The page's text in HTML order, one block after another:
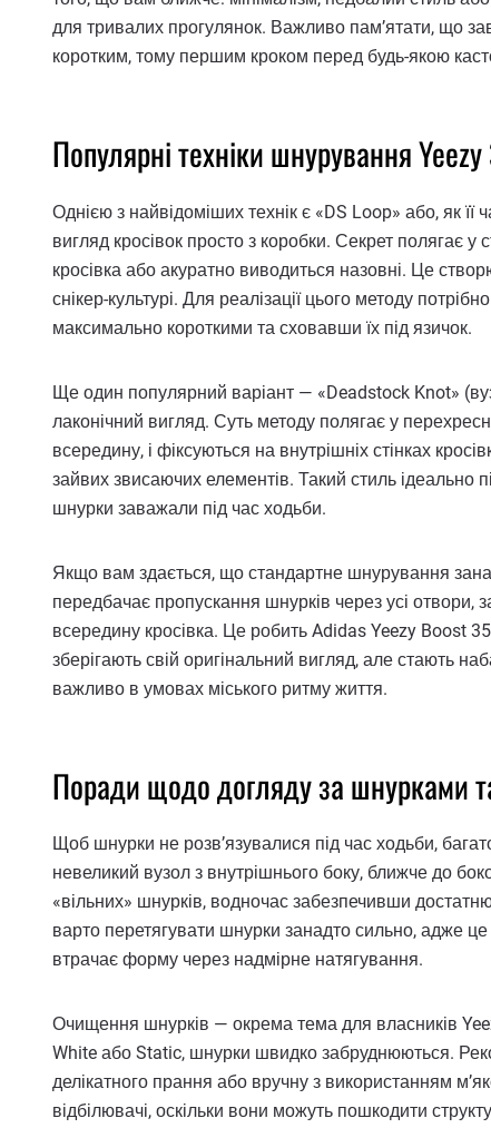
для тривалих прогулянок. Важливо пам’ятати, що
коротким, тому першим кроком перед будь-якою
Популярні техніки шнурування
Однією з найвідоміших технік є «DS Loop» або, як
вигляд кросівок просто з коробки. Секрет полягає у
кросівка або акуратно виводиться назовні. Це
снікер-культурі. Для реалізації цього методу
максимально короткими та сховавши їх під язичок.
Ще один популярний варіант — «Deadstock Knot»
лаконічний вигляд. Суть методу полягає у
всередину, і фіксуються на внутрішніх стінках
зайвих звисаючих елементів. Такий стиль ідеально
шнурки заважали під час ходьби.
Якщо вам здається, що стандартне шнурування
передбачає пропускання шнурків через усі
всередину кросівка. Це робить Adidas Yeezy Boost
зберігають свій оригінальний вигляд, але стають
важливо в умовах міського ритму життя.
Поради щодо догляду за шнурками
Щоб шнурки не розв’язувалися під час ходьби,
невеликий вузол з внутрішнього боку, ближче до
«вільних» шнурків, водночас забезпечивши
варто перетягувати шнурки занадто сильно, адже
втрачає форму через надмірне натягування.
Очищення шнурків — окрема тема для власників
White або Static, шнурки швидко забруднюються.
делікатного прання або вручну з використанням
відбілювачі, оскільки вони можуть пошкодити